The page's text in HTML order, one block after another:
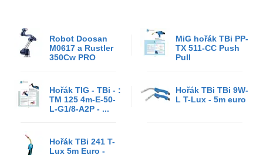
Robot Doosan
M0617 a Rustler
350Cw PRO
MiG hořák TBi PP-
TX 511-CC Push
Pull
Hořák TIG - TBi - :
TM 125 4m-E-50-
L-G1/8-A2P - ...
Hořák TBi TBi 9W-
L T-Lux - 5m euro
Hořák TBi 241 T-
Lux 5m Euro -